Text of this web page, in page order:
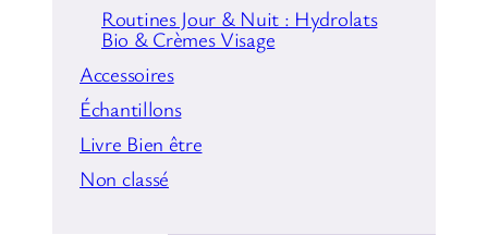
Routines Jour & Nuit : Hydrolats
Bio & Crèmes Visage
Accessoires
Échantillons
Livre Bien être
Non classé